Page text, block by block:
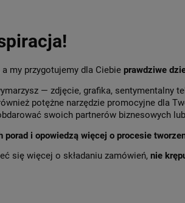
a my przygotujemy dla Ciebie prawdziwe
— zdjęcie, grafika, sentymentalny
potężne narzędzie promocyjne dla
swoich partnerów biznesowych
i opowiedzą więcej o procesie
się więcej o składaniu zamówień, nie